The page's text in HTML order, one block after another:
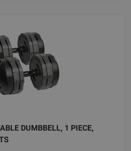
DUMBBELL, 1 PIECE,